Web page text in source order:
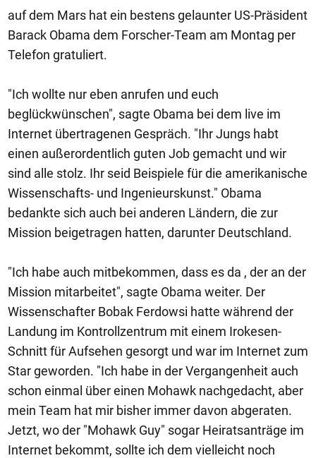
auf dem Mars hat ein bestens gelaunter US-Präsident
Barack Obama dem Forscher-Team am Montag per
Telefon gratuliert.
"Ich wollte nur eben anrufen und euch
beglückwünschen", sagte Obama bei dem live im
Internet übertragenen Gespräch. "Ihr Jungs habt
einen außerordentlich guten Job gemacht und wir
sind alle stolz. Ihr seid Beispiele für die amerikanische
Wissenschafts- und Ingenieurskunst." Obama
bedankte sich auch bei anderen Ländern, die zur
Mission beigetragen hatten, darunter Deutschland.
"Ich habe auch mitbekommen, dass es da , der an der
Mission mitarbeitet", sagte Obama weiter. Der
Wissenschafter Bobak Ferdowsi hatte während der
Landung im Kontrollzentrum mit einem Irokesen-
Schnitt für Aufsehen gesorgt und war im Internet zum
Star geworden. "Ich habe in der Vergangenheit auch
schon einmal über einen Mohawk nachgedacht, aber
mein Team hat mir bisher immer davon abgeraten.
Jetzt, wo der "Mohawk Guy" sogar Heiratsanträge im
Internet bekommt, sollte ich dem vielleicht noch